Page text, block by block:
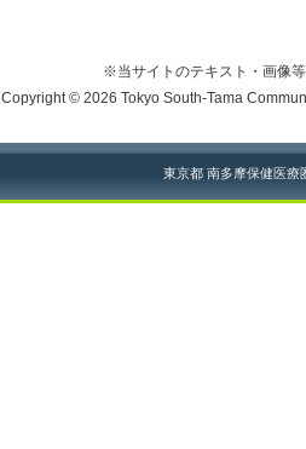
※当サイトのテキスト・画像
Copyright © 2026 Tokyo South-Tama
東京都 南多摩保健医療